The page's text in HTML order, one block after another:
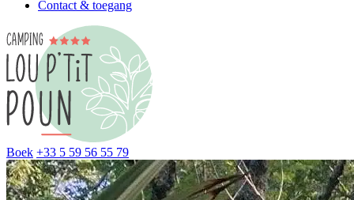
Contact & toegang
Boek +33 5 59 56 55 79